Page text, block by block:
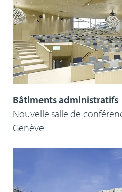
Bâtiments administratifs
Nouvelle salle de
Genève